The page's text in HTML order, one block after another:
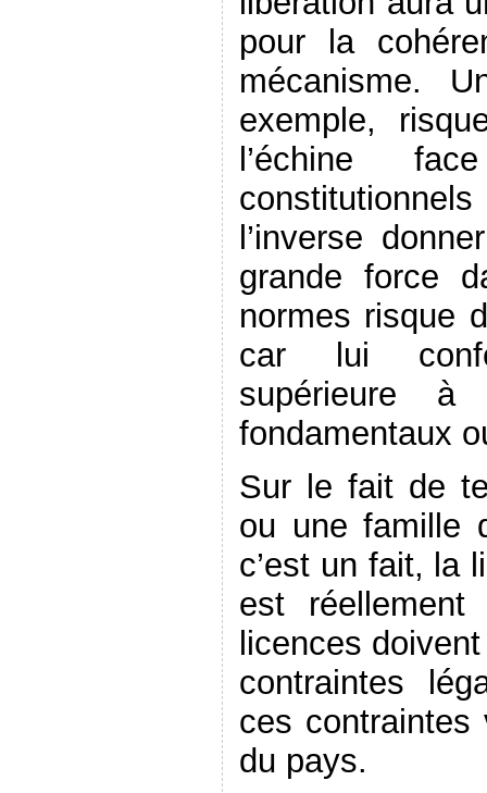
pour la
mécanisme.
exemple,
l’échine
l’inverse
grande force
normes risque
car lui
supérieure
fondamentaux
Sur le fait de
ou une famille
c’est un fait, la
est
licences
contraintes
ces contraintes
du pays.